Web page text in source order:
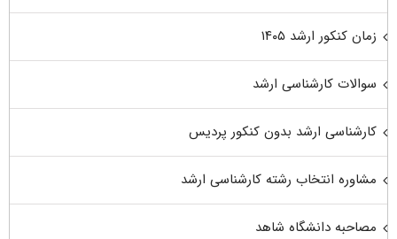
زمان کنکور ارشد ۱۴۰۵
سوالات کارشناسی ارشد
کارشناسی ارشد بدون کنکور پردیس
مشاوره انتخاب رشته کارشناسی ارشد
مصاحبه دانشگاه شاهد